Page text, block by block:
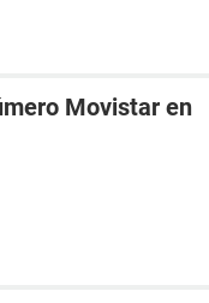
Movistar en